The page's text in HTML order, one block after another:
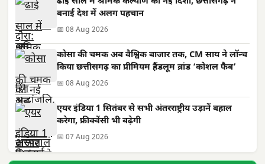
बनाई देश में अलग पहचान
📅 08 Aug 2026
कोसा की चमक अब वैश्विक बाजार तक, CM साय ने लॉन्च
किया छत्तीसगढ़ का प्रीमियम हैंडलूम ब्रांड ‘कोशल फैब’
📅 08 Aug 2026
एयर इंडिया 1 सितंबर से सभी अंतरराष्ट्रीय उड़ानें बहाल
करेगा, फ्रीक्वेंसी भी बढ़ेगी
📅 07 Aug 2026